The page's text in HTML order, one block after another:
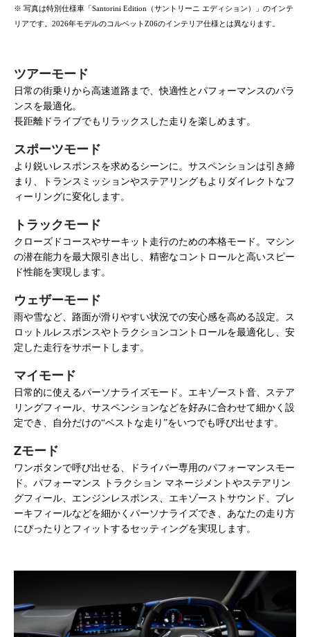
※ 写真は特別仕様車「Santorini Edition（サントリーニ エディション）」のインテ
リアです。2026年モデルのコルベットZ06のインテリア仕様とは異なります。
ツアーモード
日常の街乗りから高速道路まで、快適性とパフォーマンスのバラ
ンスを最適化。
長距離ドライブでもリラックスした走りを楽しめます。
スポーツモード
より鋭いレスポンスを求めるシーンに。サスペンションは引き締
まり、トランスミッションやステアリングもよりダイレクトなフ
ィーリングに変化します。
トラックモード
クローズドコースやサーキット走行のための本格モード。マシン
の潜在能力を最大限引き出し、精密なコントロールと高いスピー
ド性能を実現します。
ウェザーモード
雨や雪など、路面が滑りやすい状況での安心感を高める設定。ス
ロットルレスポンスやトラクションコントロールを最適化し、安
定した走行をサポートします。
マイモード
日常的に使えるパーソナライズモード。エキゾースト音、ステア
リングフィール、サスペンションなどを好みに合わせて細かく設
定でき、自分だけの“ベストな走り ”をいつでも呼び出せます。
Zモード
ワンボタンで呼び出せる、ドライバー専用のパフォーマンスモー
ド。パフォーマンス トラクション マネージメントやステアリン
グフィール、エンジンレスポンス、エキゾーストサウンド、ブレ
ーキフィールなどを細かくパーソナライズでき、あなたの走り方
にぴったりとフィットするセッティングを実現します。